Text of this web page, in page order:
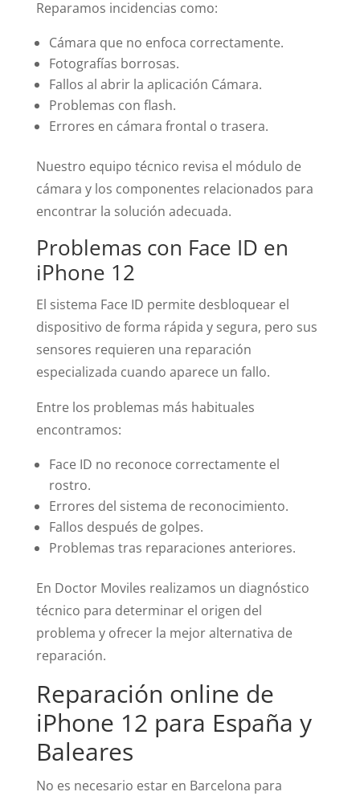
Reparamos incidencias como:
Cámara que no enfoca correctamente.
Fotografías borrosas.
Fallos al abrir la aplicación Cámara.
Problemas con flash.
Errores en cámara frontal o trasera.
Nuestro equipo técnico revisa el módulo de
cámara y los componentes relacionados para
encontrar la solución adecuada.
Problemas con Face ID en
iPhone 12
El sistema Face ID permite desbloquear el
dispositivo de forma rápida y segura, pero sus
sensores requieren una reparación
especializada cuando aparece un fallo.
Entre los problemas más habituales
encontramos:
Face ID no reconoce correctamente el
rostro.
Errores del sistema de reconocimiento.
Fallos después de golpes.
Problemas tras reparaciones anteriores.
En Doctor Moviles realizamos un diagnóstico
técnico para determinar el origen del
problema y ofrecer la mejor alternativa de
reparación.
Reparación online de
iPhone 12 para España y
Baleares
No es necesario estar en Barcelona para